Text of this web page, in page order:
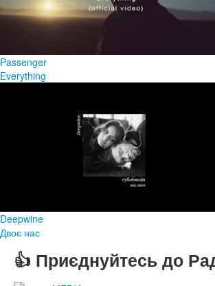
Passenger
Everything
Deepwine
Двоє нас
👍 Приєднуйтесь до